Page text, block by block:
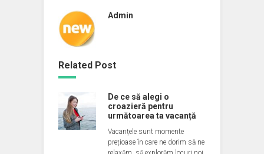
Admin
Related Post
De ce să alegi o
croazieră pentru
următoarea ta vacanță
Vacanțele sunt momente
prețioase în care ne dorim să ne